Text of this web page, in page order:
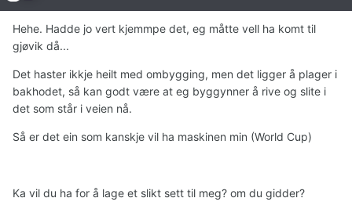
Hehe. Hadde jo vert kjemmpe det, eg måtte vell ha komt til
gjøvik då...
Det haster ikkje heilt med ombygging, men det ligger å plager i
bakhodet, så kan godt være at eg byggynner å rive og slite i
det som står i veien nå.
Så er det ein som kanskje vil ha maskinen min (World Cup)
Ka vil du ha for å lage et slikt sett til meg? om du gidder?